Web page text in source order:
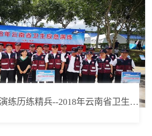
勿忘初心 应急演练历练精兵--2018年云南省卫生应急队昆明分队应急演练纪实